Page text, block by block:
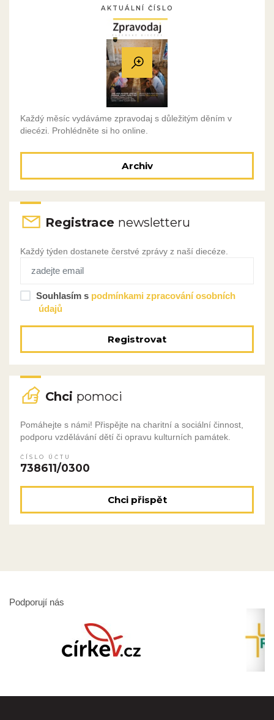
AKTUÁLNÍ ČÍSLO
Každý měsíc vydáváme zpravodaj s důležitým děním v
diecézi. Prohlédněte si ho online.
Archiv
Registrace newsletteru
Každý týden dostanete čerstvé zprávy z naší diecéze.
Souhlasím s podmínkami zpracování osobních
údajů
Registrovat
Chci pomoci
Pomáhejte s námi! Přispějte na charitní a sociální činnost,
podporu vzdělávání dětí či opravu kulturních památek.
ČÍSLO ÚČTU
738611/0300
Chci přispět
Podporují nás